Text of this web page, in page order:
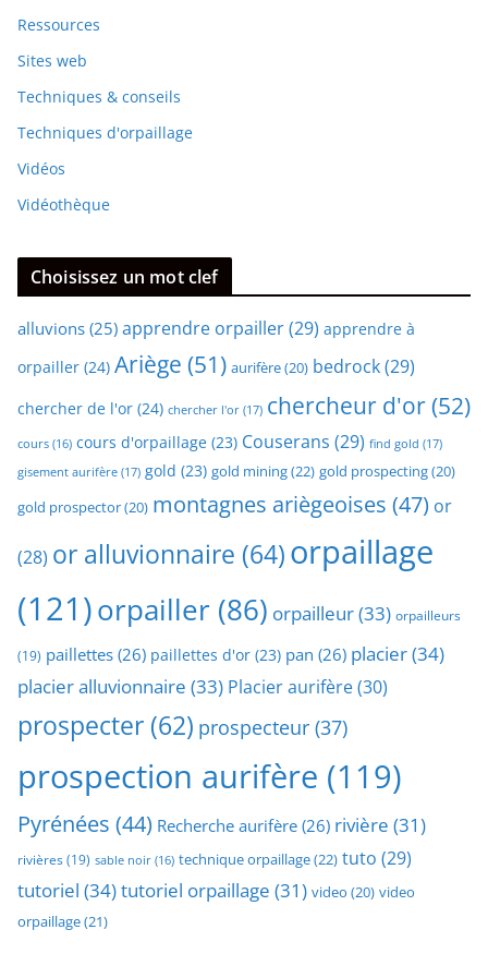
Ressources
Sites web
Techniques & conseils
Techniques d'orpaillage
Vidéos
Vidéothèque
Choisissez un mot clef
alluvions (25) apprendre orpailler(29) apprendre à
orpailler (24) Ariège (51) aurifère(20) bedrock(29)
chercher de l'or (24) chercher l'or (17) chercheur d'or(52)
cours (16) cours d'orpaillage (23) Couserans (29) find gold (17)
gisement aurifère (17) gold (23) gold mining(22) gold prospecting(20)
gold prospector(20) montagnes ariègeoises (47) or
(28) or alluvionnaire (64)orpaillage
(121)orpailler (86) orpailleur(33) orpailleurs
(19) paillettes (26) paillettes d'or (23) pan (26) placier(34)
placier alluvionnaire (33) Placier aurifère(30)
prospecter (62) prospecteur (37)
prospection aurifère (119)
Pyrénées (44) Recherche aurifère (26) rivière (31)
rivières(19) sable noir (16) technique orpaillage(22) tuto (29)
tutoriel (34)tutoriel orpaillage (31) video (20) video
orpaillage(21)